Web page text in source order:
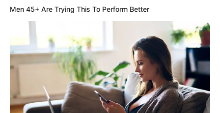
Men 45+ Are Trying This To Perform Better